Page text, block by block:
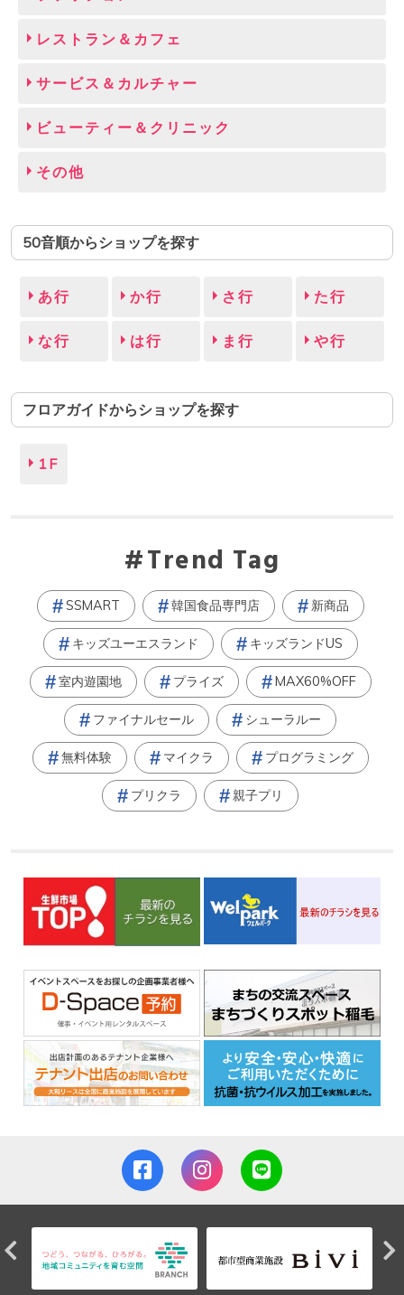
レストラン＆カフェ
サービス＆カルチャー
ビューティー＆クリニック
その他
50音順からショップを探す
あ行 か行 さ行 た行
な行 は行 ま行 や行
フロアガイドからショップを探す
1F
Trend Tag
SSMART 韓国食品専門店 新商品
キッズユーエスランド キッズランドUS
室内遊園地 プライズ MAX60%OFF
ファイナルセール シューラルー
無料体験 マイクラ プログラミング
プリクラ 親子プリ